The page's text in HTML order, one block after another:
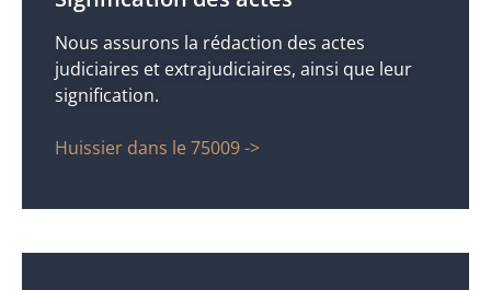
Nous assurons la rédaction des actes
judiciaires et extrajudiciaires, ainsi que leur
signification.
Huissier dans le 75009 ->